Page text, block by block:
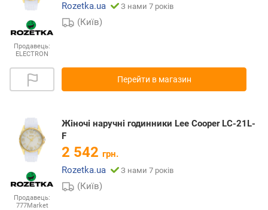
Продавець:
ELECTRON
Rozetka.ua
З нами 7 років
(Київ)
Перейти в магазин
Продавець:
777Market
Жіночі наручні годинники Lee Cooper LC-21L-
F
2 542 грн.
Rozetka.ua
З нами 7 років
(Київ)